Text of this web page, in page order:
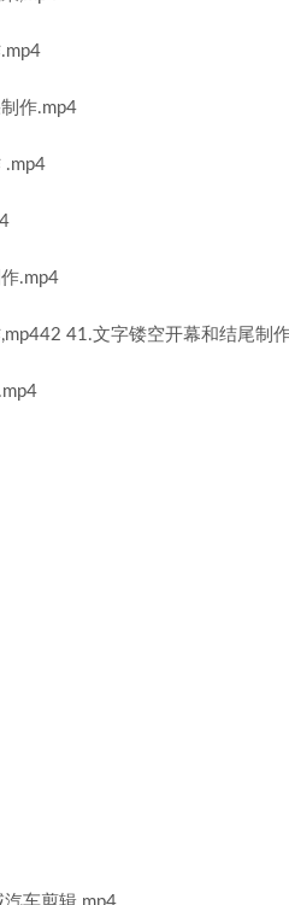
作.mp4
.mp4
.mp4
41.文字镂空开幕和结尾制